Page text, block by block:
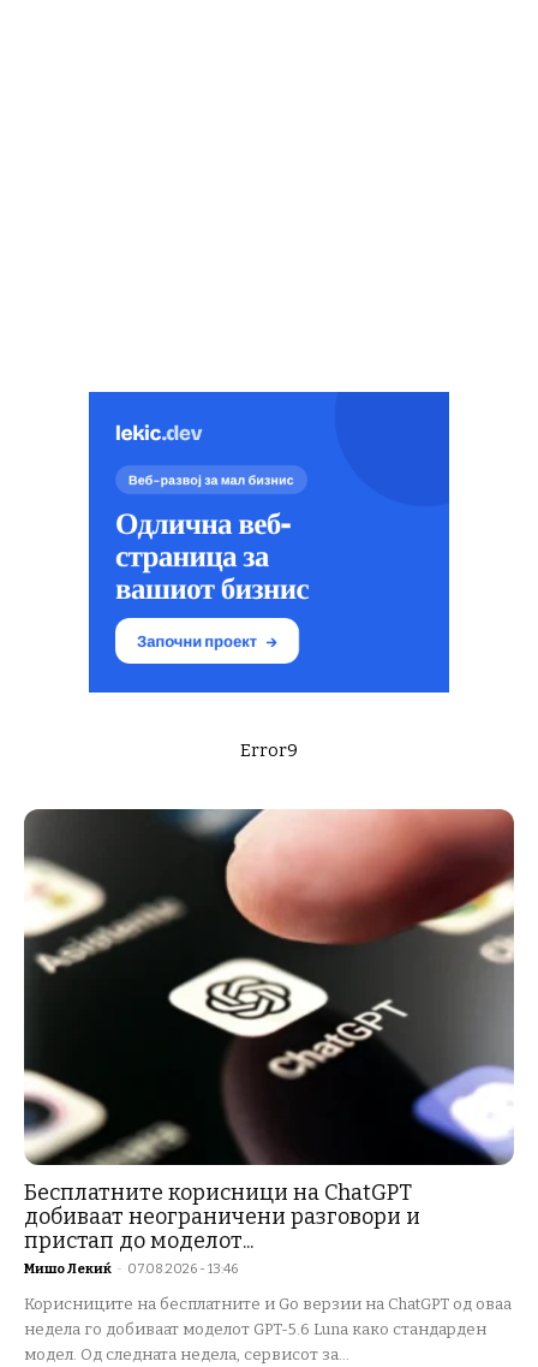
Error9
Бесплатните корисници на ChatGPT
добиваат неограничени разговори и
пристап до моделот...
Мишо Лекиќ - 07.08.2026 - 13:46
Корисниците на бесплатните и Go верзии на ChatGPT од оваа
недела го добиваат моделот GPT-5.6 Luna како стандарден
модел. Од следната недела, сервисот за...